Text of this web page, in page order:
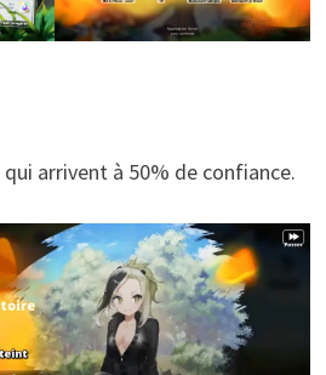
qui arrivent à 50% de confiance.